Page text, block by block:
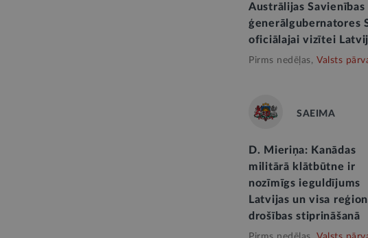
Austrālijas Savienības
ģenerālgubernatores
oficiālajai vizītei
Pirms nedēļas, Valsts
SAEIMA
D. Mieriņa: Kanādas
militārā klātbūtne ir
nozīmīgs ieguldījums
Latvijas un visa
drošības stiprināšanā